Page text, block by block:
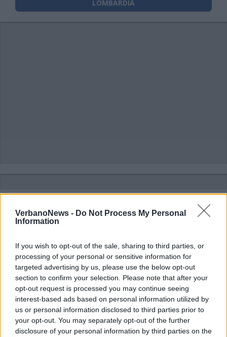
VerbanoNews - Do Not Process My Personal
Information
If you wish to opt-out of the sale, sharing to third parties, or
processing of your personal or sensitive information for
targeted advertising by us, please use the below opt-out
section to confirm your selection. Please note that after your
opt-out request is processed you may continue seeing
interest-based ads based on personal information utilized by
us or personal information disclosed to third parties prior to
your opt-out. You may separately opt-out of the further
disclosure of your personal information by third parties on the
LOMBARDIA